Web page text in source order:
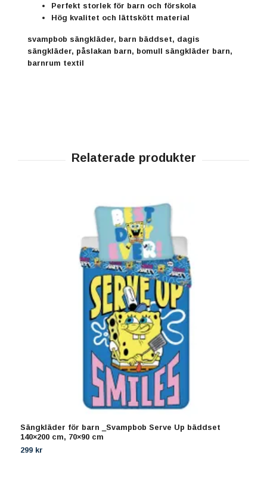
Perfekt storlek för barn och förskola
Hög kvalitet och lättskött material
svampbob sängkläder, barn bäddset, dagis
sängkläder, påslakan barn, bomull sängkläder barn,
barnrum textil
Sängkläder för barn _Svampbob Serve Up bäddset
140×200 cm, 70×90 cm
299 kr